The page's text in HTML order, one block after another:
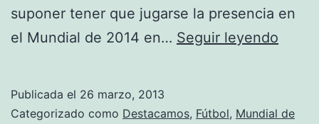
suponer tener que jugarse la presencia en
el Mundial de 2014 en… Seguir leyendo
Publicada el 26 marzo, 2013
Categorizado como Destacamos, Fútbol, Mundial de